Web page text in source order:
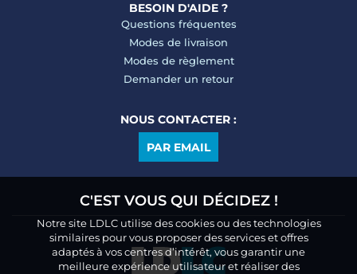
BESOIN D'AIDE ?
Questions fréquentes
Modes de livraison
Modes de règlement
Demander un retour
NOUS CONTACTER :
PAR EMAIL
C'EST VOUS QUI DÉCIDEZ !
Notre site LDLC utilise des cookies ou des technologies
similaires pour vous proposer des services et offres
adaptés à vos centres d’intérêt, vous garantir une
meilleure expérience utilisateur et réaliser des